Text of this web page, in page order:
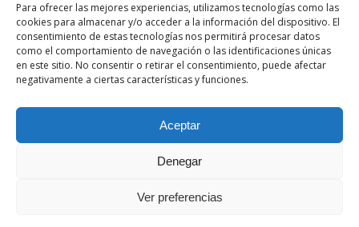
Para ofrecer las mejores experiencias, utilizamos tecnologías como las
cookies para almacenar y/o acceder a la información del dispositivo. El
consentimiento de estas tecnologías nos permitirá procesar datos
como el comportamiento de navegación o las identificaciones únicas
en este sitio. No consentir o retirar el consentimiento, puede afectar
negativamente a ciertas características y funciones.
Aceptar
Denegar
Ver preferencias